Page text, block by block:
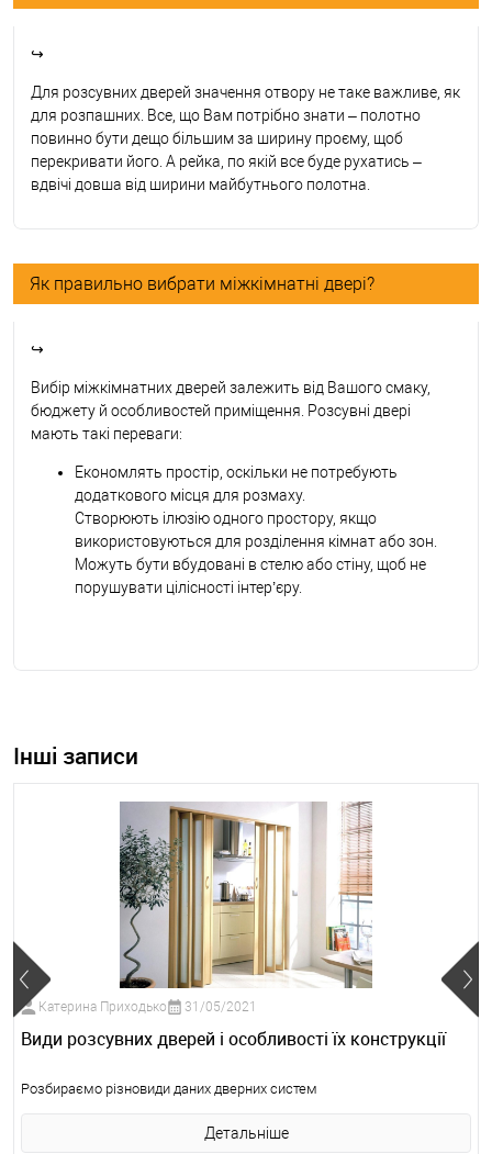
↪
Для розсувних дверей значення отвору не таке важливе, як
для розпашних. Все, що Вам потрібно знати – полотно
повинно бути дещо більшим за ширину проєму, щоб
перекривати його. А рейка, по якій все буде рухатись –
вдвічі довша від ширини майбутнього полотна.
Як правильно вибрати міжкімнатні двері?
↪
Вибір міжкімнатних дверей залежить від Вашого смаку,
бюджету й особливостей приміщення. Розсувні двері
мають такі переваги:
Економлять простір, оскільки не потребують
додаткового місця для розмаху.
Створюють ілюзію одного простору, якщо
використовуються для розділення кімнат або зон.
Можуть бути вбудовані в стелю або стіну, щоб не
порушувати цілісності інтер’єру.
Інші записи
Катерина Приходько 31/05/2021
Види розсувних дверей і особливості їх конструкції
Розбираємо різновиди даних дверних систем
Детальніше